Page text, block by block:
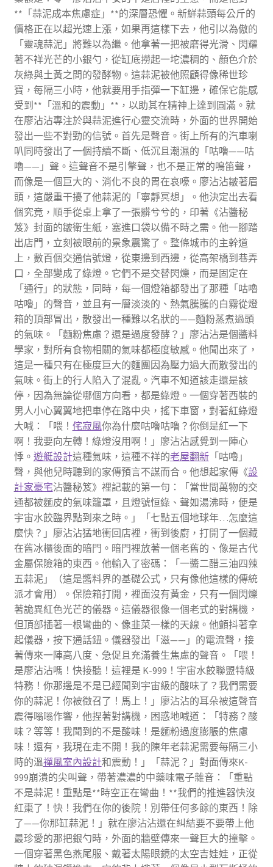
**「蒜泥成本焦慮症」**的深層恐懼。新鮮蒜頭每公斤的
價格正在以超光速上漲，如果再這樣下去，他引以為傲的
「靈魂蒜泥」將難以為繼。他拿著一把被磨得光滑、閃耀
著不祥光芒的小銀勺，從缸底撈起一坨濃稠的、顏色介於
灰綠與土黃之間的發酵物。這蒜泥被他照顧得像稀世珍
寶，每隔三小時，他就要用手指彈一下缸邊，確保它能感
受到**「溫和的震動」**，以助其在精神上達到圓滿。就
在廖沾沾專注於與蒜泥進行心靈交流時，外面的世界開始
發出一些不對勁的信號。首先是聲音。街上所有的汽車喇
叭同時發出了一個持續不斷、低沉且潮濕的「咕嚕——咕
嚕——」聲。這聲音不是引擎聲，也不是正常的鳴笛聲，
而像是一個巨大的、消化不良的胃在哀嚎。廖沾沾皺著眉
頭，這嚴重干擾了他蒜泥的「寧靜冥想」。他決定出去看
個究竟，順手從桌上拿了一張髒兮兮的，印著《沾醬秘
笈》封面的皺衛生紙，塞進口袋以備不時之需。他一腳踏
出店門，立刻被眼前的景象震驚了。整條城市的主幹道
上，數百個交通信號燈，從東邊到西邊，從高架橋到巷弄
口，全部變成了綠燈。它們不是交替閃爍，而是固定在
「通行」的狀態，同時，每一個燈箱都發出了那種「咕嚕
咕嚕」的聲音，並且有一層淡淡的、熱氣騰騰的白霧從燈
箱的頂部冒出，散發出一種難以名狀的——麵粉蒸煮過頭
的氣味。「麵粉焦慮？還是過度發酵？」廖沾沾是個醬料
學家，對所有食物相關的氣味都極度敏感。他聞出來了，
這是一種只有在極度巨大的麵團因為壓力過大而散發出的
氣味。街上的行人陷入了混亂。汽車不知道該走還是該
停，因為無論從哪個方向看，都是綠燈。一個穿著西裝的
男人小心翼翼地把車停在路中央，搖下車窗，對著紅綠燈
大喊：「喂！ 侘寂風你為什麼咕嚕咕嚕？你倒是紅一下
啊！我要向左轉！綠燈沒用啊！」廖沾沾感覺到一陣心
悸。 遊艇設計這種氣味，這種不祥的老屋翻新「咕嚕」
聲，與他兒時聽到的家傳預言不謀而合。他想起家傳《設
計家豪宅沾醬秘笈》裡記載的第一句：「當世間萬物的交
通都被麵皮的氣味籠罩，且燈號恒綠、聲如湯沸時，便是
宇宙水餃臨界點到來之時。」「七點五個地球年…怎麼這
麼快？」廖沾沾猛地衝回店裡，衝到後廚，打開了一個藏
在舊冰櫃後面的暗門。暗門裡放著一個老舊的、像是古代
金屬保險箱的東西。他輸入了密碼：「一醬二醋三油四辣
五蒜泥」（這是醬料界的基礎公式，只有像他這樣的傳統
派才會用）。保險箱打開，裡面沒有黃金，只有一個閃爍
著詭異紅色光芒的儀器。這儀器很像一個老式的對講機，
但頂部插著一根彎曲的、像韭菜一樣的天線。他顫抖著拿
起儀器，按下通話鈕。儀器發出「滋——」的電流聲，接
著傳來一陣高八度、急促且充滿養生焦慮的聲音。「喂！
是廖沾沾嗎！快接聽！這裡是 K-999！宇宙水餃聯盟特級
特務！你那邊是不是已經聞到宇宙級的酸味了？我們需要
你的蒜泥！你被徵召了！馬上！」廖沾沾的耳朵被這聲音
震得嗡嗡作響，他捏著對講機，困惑地喊道：「特務？酸
味？等等！我聞到的不是酸味！是麵粉過度膨脹的焦慮
味！還有，我現在走不開！我的陳年老蒜泥需要每隔三小
時的溫禪風室內設計和震動！」「蒜泥？」對面傳來K-
999崩潰的尖叫聲，帶著濃濃的中藥味電子雜音：「重點
不是蒜泥！重點是**時空正在彎曲！**我們的推進器快沒
紅棗了！快！我們在你的後院！別帶任何多餘的東西！除
了——你那缸蒜泥！」就在廖沾沾還在糾結要不要帶上他
最珍愛的那把銀勺時，外面的牆壁傳來一聲巨大的撞擊。
一個穿著黑色燕尾服、戴著太陽眼鏡的太空吉娃娃，正從